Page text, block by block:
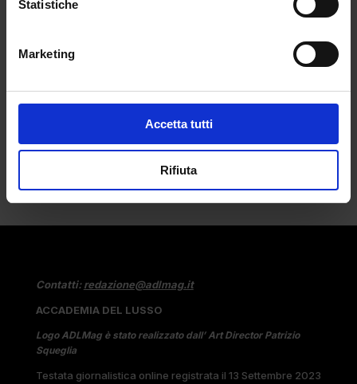
Statistiche
Marketing
Accetta tutti
Rifiuta
D&G incontra Bialetti: l’apoteosi del lusso
se...
Contatti:redazione@adlmag.it
ACCADEMIA DEL LUSSO
Logo ADLMag è stato realizzato dall’ Art Director Patrizio
Squeglia
Testata giornalistica online registrata il 13 Settembre 2023